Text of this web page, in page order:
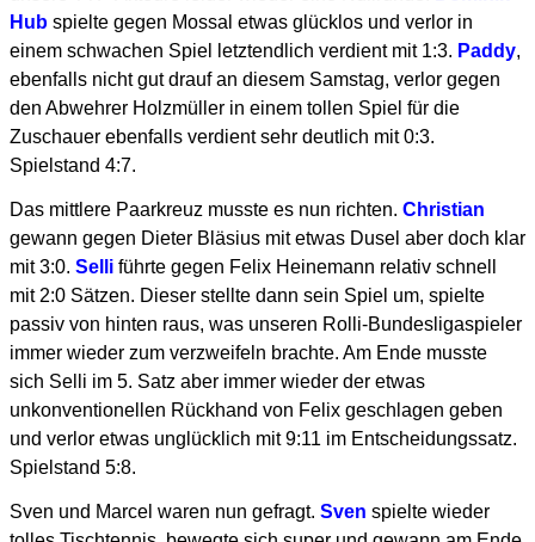
Hub spielte gegen Mossal etwas glücklos und verlor in
einem schwachen Spiel letztendlich verdient mit 1:3. Paddy,
ebenfalls nicht gut drauf an diesem Samstag, verlor gegen
den Abwehrer Holzmüller in einem tollen Spiel für die
Zuschauer ebenfalls verdient sehr deutlich mit 0:3.
Spielstand 4:7.
Das mittlere Paarkreuz musste es nun richten. Christian
gewann gegen Dieter Bläsius mit etwas Dusel aber doch klar
mit 3:0. Selli führte gegen Felix Heinemann relativ schnell
mit 2:0 Sätzen. Dieser stellte dann sein Spiel um, spielte
passiv von hinten raus, was unseren Rolli-Bundesligaspieler
immer wieder zum verzweifeln brachte. Am Ende musste
sich Selli im 5. Satz aber immer wieder der etwas
unkonventionellen Rückhand von Felix geschlagen geben
und verlor etwas unglücklich mit 9:11 im Entscheidungssatz.
Spielstand 5:8.
Sven und Marcel waren nun gefragt. Sven spielte wieder